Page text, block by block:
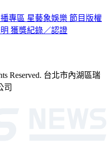
專區 星藝象娛樂 節目版權
獲獎紀錄／認證
Reserved. 台北市內湖區瑞
司